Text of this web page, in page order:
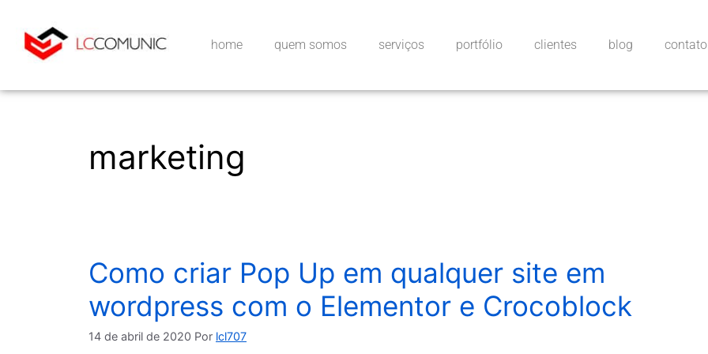
home quem somos serviços portfólio clientes blog contato
marketing
Como criar Pop Up em qualquer site em
wordpress com o Elementor e Crocoblock
14 de abril de 2020 Por lcl707